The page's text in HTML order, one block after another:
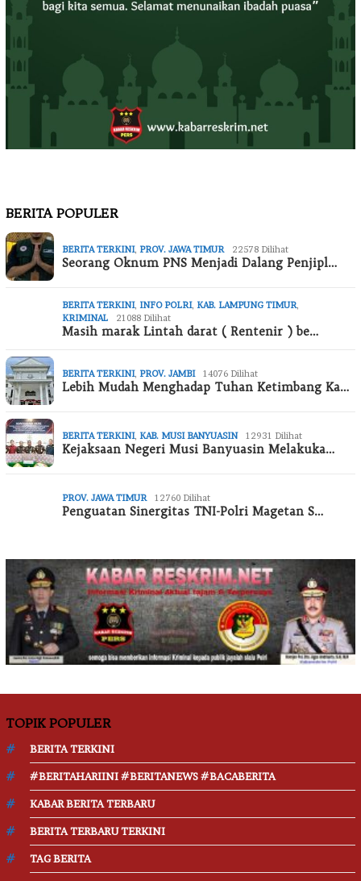
BERITA POPULER
BERITA TERKINI, PROV. JAWA TIMUR 22578 Dilihat
Seorang Oknum PNS Menjadi Dalang Penjipl…
BERITA TERKINI, INFO POLRI, KAB. LAMPUNG TIMUR
KRIMINAL
21088 Dilihat
Masih marak Lintah darat ( Rentenir ) be…
BERITA TERKINI, PROV. JAMBI 14076 Dilihat
Lebih Mudah Menghadap Tuhan Ketimbang Ka…
BERITA TERKINI, KAB. MUSI BANYUASIN 12931 Dilihat
Kejaksaan Negeri Musi Banyuasin Melakuka…
PROV. JAWA TIMUR 12760 Dilihat
Penguatan Sinergitas TNI-Polri Magetan S…
TOPIK POPULER
BERITA TERKINI
#BERITAHARIINI #BERITANEWS #BACABERITA
KABAR BERITA TERBARU
BERITA TERBARU TERKINI
TAG BERITA